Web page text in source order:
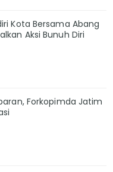
Kota Bersama Abang
Aksi Bunuh Diri
Forkopimda Jatim